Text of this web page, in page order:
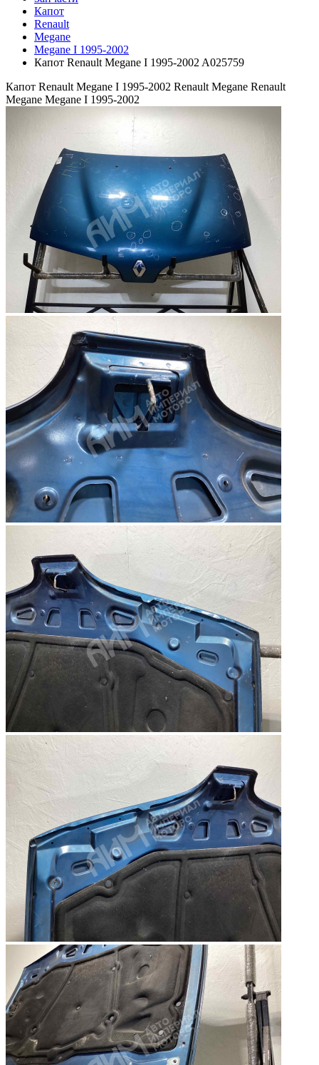
Капот
Renault
Megane
Megane I 1995-2002
Капот Renault Megane I 1995-2002 A025759
Капот Renault Megane I 1995-2002 Renault Megane Renault
Megane Megane I 1995-2002